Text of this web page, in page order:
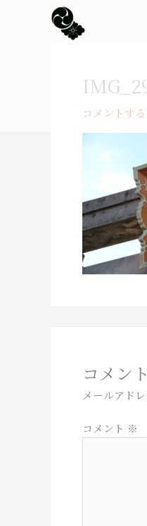
コメントする
コメン
メールアド
コメント ※